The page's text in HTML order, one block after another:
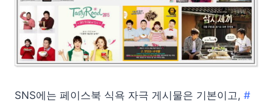
SNS에는 페이스북 식욕 자극 게시물은 기본이고, #